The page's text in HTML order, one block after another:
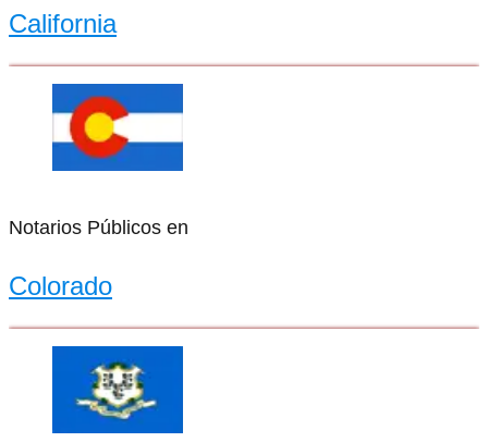
California
Notarios Públicos en
Colorado